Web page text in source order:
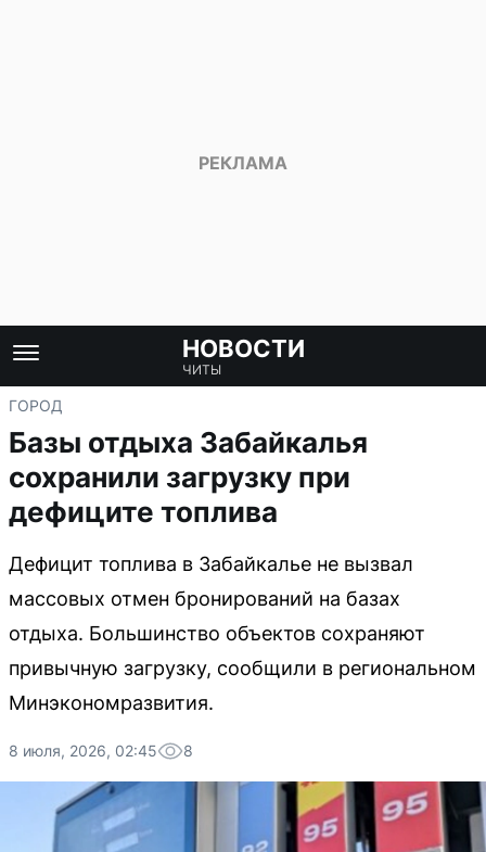
НОВОСТИ
ЧИТЫ
ГОРОД
Базы отдыха Забайкалья
сохранили загрузку при
дефиците топлива
Дефицит топлива в Забайкалье не вызвал
массовых отмен бронирований на базах
отдыха. Большинство объектов сохраняют
привычную загрузку, сообщили в региональном
Минэкономразвития.
8 июля, 2026, 02:45 8